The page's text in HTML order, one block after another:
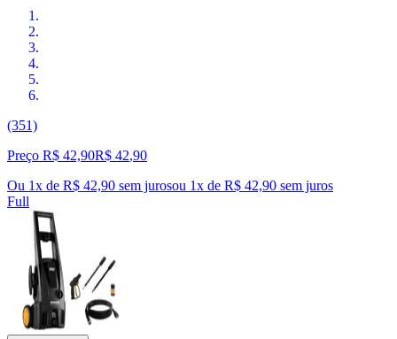
(351)
Preço R$ 42,90R$ 42,90
Ou 1x de R$ 42,90 sem jurosou 1x de R$ 42,90 sem juros
Full